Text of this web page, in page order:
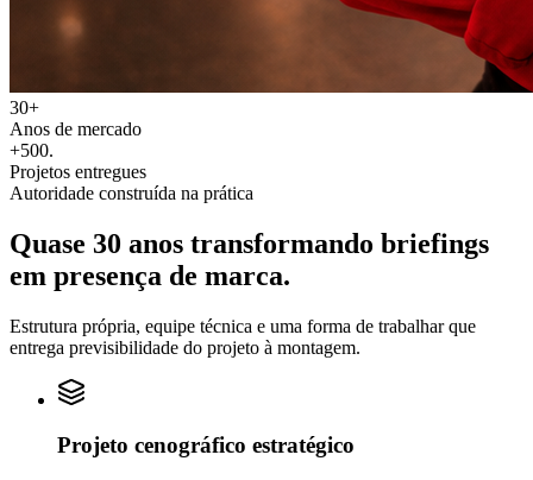
30+
Anos de mercado
+500.
Projetos entregues
Autoridade construída na prática
Quase 30 anos transformando briefings
em presença de marca.
Estrutura própria, equipe técnica e uma forma de trabalhar que
entrega previsibilidade do projeto à montagem.
Projeto cenográfico estratégico